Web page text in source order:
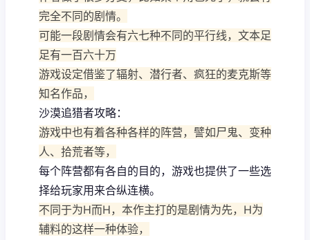
完全不同的剧情。
可能一段剧情会有六七种不同的平行线，文本足
足有一百六十万
游戏设定借鉴了辐射、潜行者、疯狂的麦克斯等
知名作品，
沙漠追猎者攻略：
游戏中也有着各种各样的阵营，譬如尸鬼、变种
人、拾荒者等，
每个阵营都有各自的目的，游戏也提供了一些选
择给玩家用来合纵连横。
不同于为H而H，本作主打的是剧情为先，H为
辅料的这样一种体验，